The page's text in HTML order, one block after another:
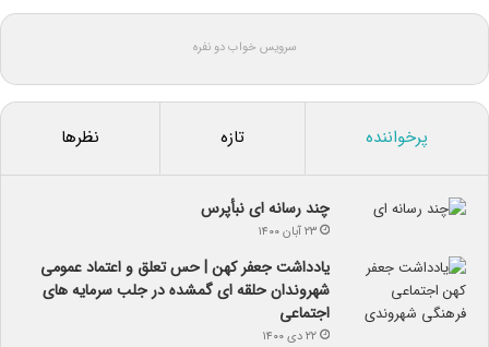
سرویس خواب دو نفره
پرخواننده تازه نظرها
چند رسانه ای نبأپرس
۲۳ آبان ۱۴۰۰
یادداشت جعفر کهن | حس تعلق و اعتماد عمومی
شهروندان حلقه ای گمشده در جلب سرمایه های
اجتماعی
۲۲ دی ۱۴۰۰